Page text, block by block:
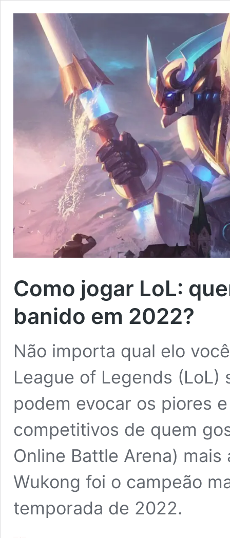
Como jogar LoL:
banido em 2022?
Não importa qual elo
League of Legends (LoL)
podem evocar os piores
competitivos de quem
Online Battle Arena)
Wukong foi o campeão
temporada de 2022.